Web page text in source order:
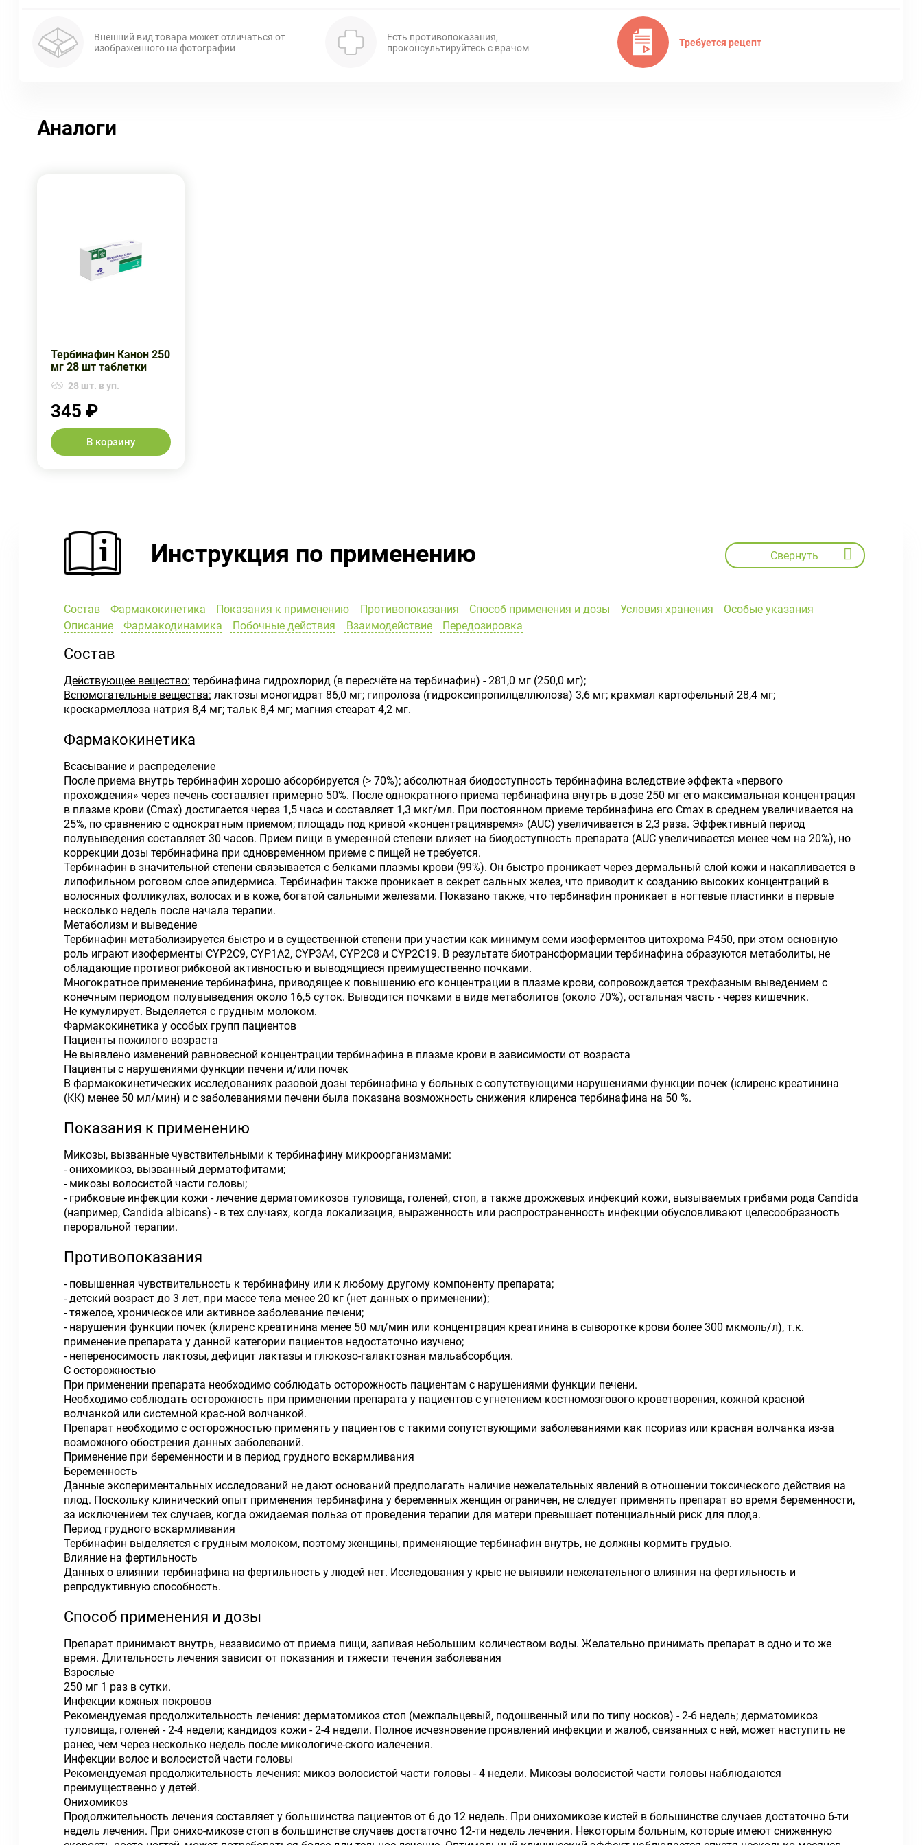
Внешний вид товара может отличаться от
изображенного на фотографии
Есть противопоказания,
проконсультируйтесь с врачом
Требуется рецепт
Аналоги
Тербинафин Канон 250
мг 28 шт таблетки
28 шт. в уп.
345 ₽
В корзину
Инструкция по применению Свернуть
Состав Фармакокинетика Показания к применению Противопоказания Способ применения и дозы Условия хранения
Особые указания
Описание
Фармакодинамика Побочные действия Взаимодействие Передозировка
Состав
Действующее вещество: тербинафина гидрохлорид (в пересчёте на тербинафин) - 281,0 мг (250,0 мг);
Вспомогательные вещества: лактозы моногидрат 86,0 мг; гипролоза (гидроксипропилцеллюлоза) 3,6 мг; крахмал картофельный 28,4 мг;
кроскармеллоза натрия 8,4 мг; тальк 8,4 мг; магния стеарат 4,2 мг.
Фармакокинетика
Всасывание и распределение
После приема внутрь тербинафин хорошо абсорбируется (> 70%); абсолютная биодоступность тербинафина вследствие эффекта «первого
прохождения» через печень составляет примерно 50%. После однократного приема тербинафина внутрь в дозе 250 мг его максимальная концентрация
в плазме крови (Сmах) достигается через 1,5 часа и составляет 1,3 мкг/мл. При постоянном приеме тербинафина его Сmах в среднем увеличивается на
25%, по сравнению с однократным приемом; площадь под кривой «концентрациявремя» (AUC) увеличивается в 2,3 раза. Эффективный период
полувыведения составляет 30 часов. Прием пищи в умеренной степени влияет на биодоступность препарата (AUC увеличивается менее чем на 20%), но
коррекции дозы тербинафина при одновременном приеме с пищей не требуется.
Тербинафин в значительной степени связывается с белками плазмы крови (99%). Он быстро проникает через дермальный слой кожи и накапливается в
липофильном роговом слое эпидермиса. Тербинафин также проникает в секрет сальных желез, что приводит к созданию высоких концентраций в
волосяных фолликулах, волосах и в коже, богатой сальными железами. Показано также, что тербинафин проникает в ногтевые пластинки в первые
несколько недель после начала терапии.
Метаболизм и выведение
Тербинафин метаболизируется быстро и в существенной степени при участии как минимум семи изоферментов цитохрома Р450, при этом основную
роль играют изоферменты CYP2C9, CYP1A2, CYP3A4, CYP2C8 и CYP2C19. В результате биотрансформации тербинафина образуются метаболиты, не
обладающие противогрибковой активностью и выводящиеся преимущественно почками.
Многократное применение тербинафина, приводящее к повышению его концентрации в плазме крови, сопровождается трехфазным выведением с
конечным периодом полувыведения около 16,5 суток. Выводится почками в виде метаболитов (около 70%), остальная часть - через кишечник.
Не кумулирует. Выделяется с грудным молоком.
Фармакокинетика у особых групп пациентов
Пациенты пожилого возраста
Не выявлено изменений равновесной концентрации тербинафина в плазме крови в зависимости от возраста
Пациенты с нарушениями функции печени и/или почек
В фармакокинетических исследованиях разовой дозы тербинафина у больных с сопутствующими нарушениями функции почек (клиренс креатинина
(КК) менее 50 мл/мин) и с заболеваниями печени была показана возможность снижения клиренса тербинафина на 50 %.
Показания к применению
Микозы, вызванные чувствительными к тербинафину микроорганизмами:
- онихомикоз, вызванный дерматофитами;
- микозы волосистой части головы;
- грибковые инфекции кожи - лечение дерматомикозов туловища, голеней, стоп, а также дрожжевых инфекций кожи, вызываемых грибами рода Candida
(например, Candida albicans) - в тех случаях, когда локализация, выраженность или распространенность инфекции обусловливают целесообразность
пероральной терапии.
Противопоказания
- повышенная чувствительность к тербинафину или к любому другому компоненту препарата;
- детский возраст до 3 лет, при массе тела менее 20 кг (нет данных о применении);
- тяжелое, хроническое или активное заболевание печени;
- нарушения функции почек (клиренс креатинина менее 50 мл/мин или концентрация креатинина в сыворотке крови более 300 мкмоль/л), т.к.
применение препарата у данной категории пациентов недостаточно изучено;
- непереносимость лактозы, дефицит лактазы и глюкозо-галактозная мальабсорбция.
С осторожностью
При применении препарата необходимо соблюдать осторожность пациентам с нарушениями функции печени.
Необходимо соблюдать осторожность при применении препарата у пациентов с угнетением костномозгового кроветворения, кожной красной
волчанкой или системной крас-ной волчанкой.
Препарат необходимо с осторожностью применять у пациентов с такими сопутствующими заболеваниями как псориаз или красная волчанка из-за
возможного обострения данных заболеваний.
Применение при беременности и в период грудного вскармливания
Беременность
Данные экспериментальных исследований не дают оснований предполагать наличие нежелательных явлений в отношении токсического действия на
плод. Поскольку клинический опыт применения тербинафина у беременных женщин ограничен, не следует применять препарат во время беременности,
за исключением тех случаев, когда ожидаемая польза от проведения терапии для матери превышает потенциальный риск для плода.
Период грудного вскармливания
Тербинафин выделяется с грудным молоком, поэтому женщины, применяющие тербинафин внутрь, не должны кормить грудью.
Влияние на фертильность
Данных о влиянии тербинафина на фертильность у людей нет. Исследования у крыс не выявили нежелательного влияния на фертильность и
репродуктивную способность.
Способ применения и дозы
Препарат принимают внутрь, независимо от приема пищи, запивая небольшим количеством воды. Желательно принимать препарат в одно и то же
время. Длительность лечения зависит от показания и тяжести течения заболевания
Взрослые
250 мг 1 раз в сутки.
Инфекции кожных покровов
Рекомендуемая продолжительность лечения: дерматомикоз стоп (межпальцевый, подошвенный или по типу носков) - 2-6 недель; дерматомикоз
туловища, голеней - 2-4 недели; кандидоз кожи - 2-4 недели. Полное исчезновение проявлений инфекции и жалоб, связанных с ней, может наступить не
ранее, чем через несколько недель после микологиче-ского излечения.
Инфекции волос и волосистой части головы
Рекомендуемая продолжительность лечения: микоз волосистой части головы - 4 недели. Микозы волосистой части головы наблюдаются
преимущественно у детей.
Онихомикоз
Продолжительность лечения составляет у большинства пациентов от 6 до 12 недель. При онихомикозе кистей в большинстве случаев достаточно 6-ти
недель лечения. При онихо-микозе стоп в большинстве случаев достаточно 12-ти недель лечения. Некоторым больным, которые имеют сниженную